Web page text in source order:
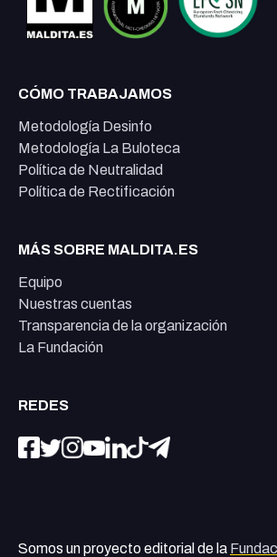
CÓMO TRABAJAMOS
Metodología Desinfo
Metodología La Buloteca
Política de Neutralidad
Política de Rectificación
MÁS SOBRE MALDITA.ES
Equipo
Nuestras cuentas
Transparencia de la organización
La Fundación
REDES
Somos un proyecto editorial de la